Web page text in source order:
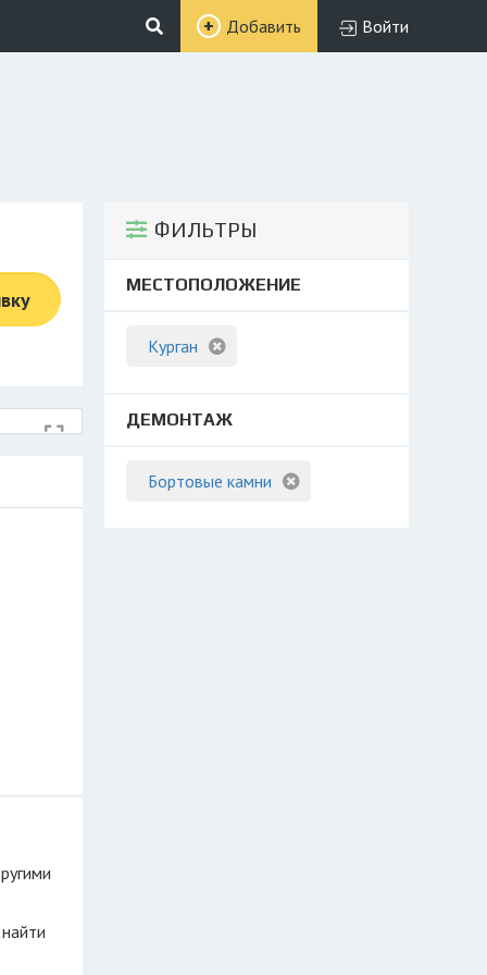
Добавить Войти
ФИЛЬТРЫ
МЕСТОПОЛОЖЕНИЕ
Курган
ДЕМОНТАЖ
Бортовые камни